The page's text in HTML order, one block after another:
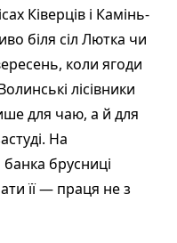
Ківерців і Камінь-
біля сіл Лютка чи
коли ягоди
лісівники
для чаю, а й для
На
брусниці
її — праця не з